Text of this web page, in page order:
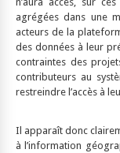
agrégées dans une
acteurs de la
des données à leur
contraintes des
contributeurs au
restreindre l’accès à
Il apparaît donc
à l’information